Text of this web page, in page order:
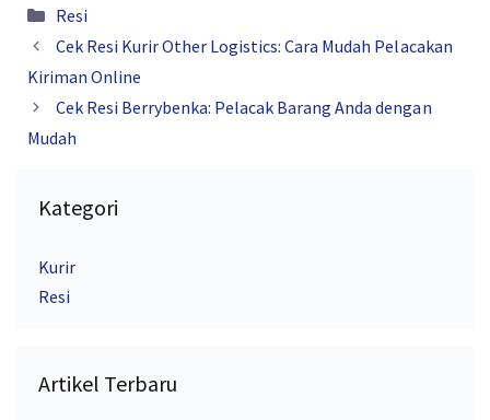
Kategori
Resi
Cek Resi Kurir Other Logistics: Cara Mudah Pelacakan
Kiriman Online
Cek Resi Berrybenka: Pelacak Barang Anda dengan
Mudah
Kategori
Kurir
Resi
Artikel Terbaru